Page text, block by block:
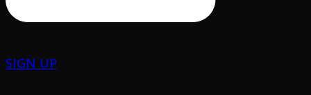
SIGN UP